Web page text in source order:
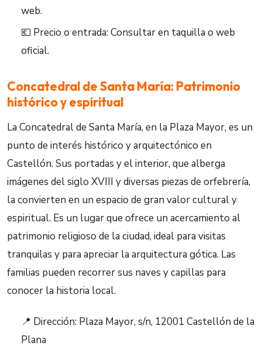
web.
💶 Precio o entrada: Consultar en taquilla o web
oficial.
Concatedral de Santa María: Patrimonio
histórico y espiritual
La Concatedral de Santa María, en la Plaza Mayor, es un
punto de interés histórico y arquitectónico en
Castellón. Sus portadas y el interior, que alberga
imágenes del siglo XVIII y diversas piezas de orfebrería,
la convierten en un espacio de gran valor cultural y
espiritual. Es un lugar que ofrece un acercamiento al
patrimonio religioso de la ciudad, ideal para visitas
tranquilas y para apreciar la arquitectura gótica. Las
familias pueden recorrer sus naves y capillas para
conocer la historia local.
📍 Dirección: Plaza Mayor, s/n, 12001 Castellón de la
Plana